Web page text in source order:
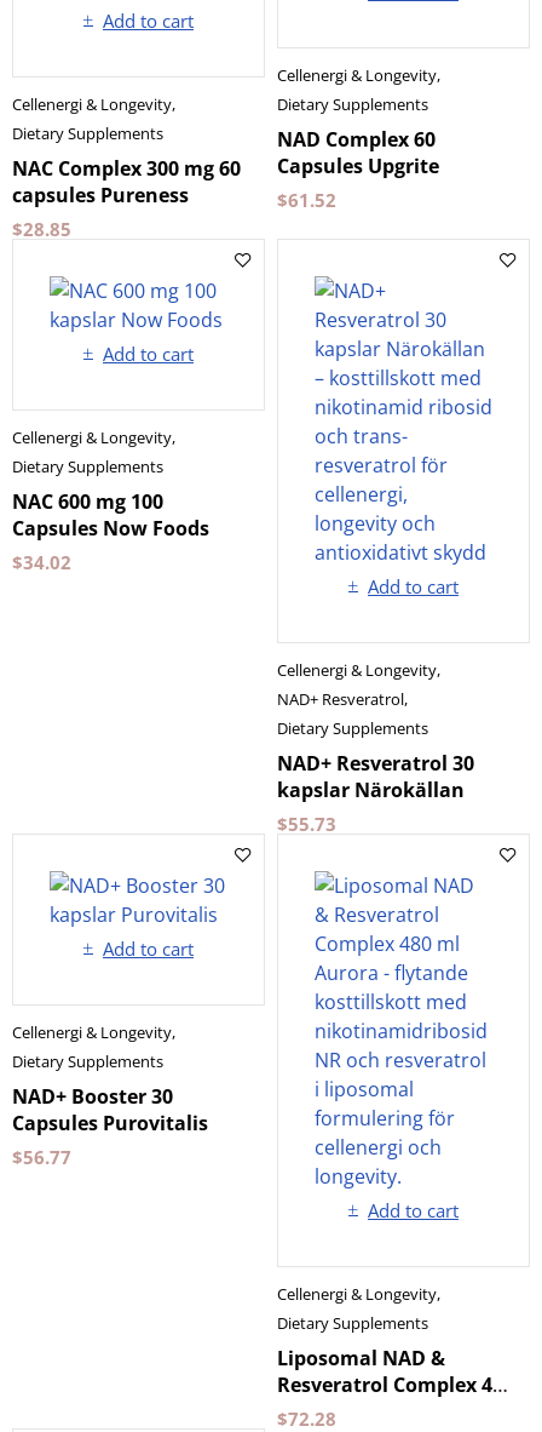
Add to cart
Cellenergi & Longevity,
Dietary Supplements
NAC Complex 300 mg 60
capsules Pureness
$28.85
Cellenergi & Longevity,
Dietary Supplements
NAD Complex 60
Capsules Upgrite
$61.52
Add to cart
Cellenergi & Longevity,
Dietary Supplements
NAC 600 mg 100
Capsules Now Foods
$34.02
Add to cart
Cellenergi & Longevity,
NAD+ Resveratrol,
Dietary Supplements
NAD+ Resveratrol 30
kapslar Närokällan
$55.73
Add to cart
Cellenergi & Longevity,
Dietary Supplements
NAD+ Booster 30
Capsules Purovitalis
$56.77
Add to cart
Cellenergi & Longevity,
Dietary Supplements
Liposomal NAD &
Resveratrol Complex 480
ml Aurora
$72.28